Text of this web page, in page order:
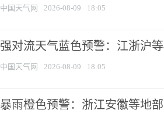
中国天气网 2026-08-09 18:05
强对流天气蓝色预警：江浙沪
中国天气网 2026-08-09 18:05
暴雨橙色预警：浙江安徽等地